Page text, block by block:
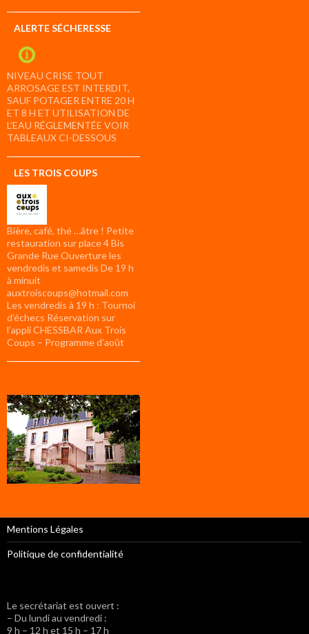
ALERTE SÉCHERESSE
NIVEAU CRISE TOUT
ARROSAGE EST INTERDIT,
SAUF POTAGER ENTRE 20 H
ET 8 H ET UTILISATION DE
L’EAU RÉGLEMENTÉE VOIR
TABLEAUX CI-DESSOUS
LES TROIS COUPS
Bière, café, thé …âtre ! Petite
restauration sur place 4 Bis
Grande Rue Ouverture les
vendredis et samedis De 19 h
à minuit
auxtroiscoups@hotmail.com
Les vendredis à 19 h : Tournoi
d’échecs Réservation sur
l’appli CHESSBAR Aux Trois
Coups – Programme d’août
Mentions Légales
Politique de confidentialité
Le secrétariat est ouvert :
– Du lundi au vendredi :
9 h – 12 h et 15 h – 17 h